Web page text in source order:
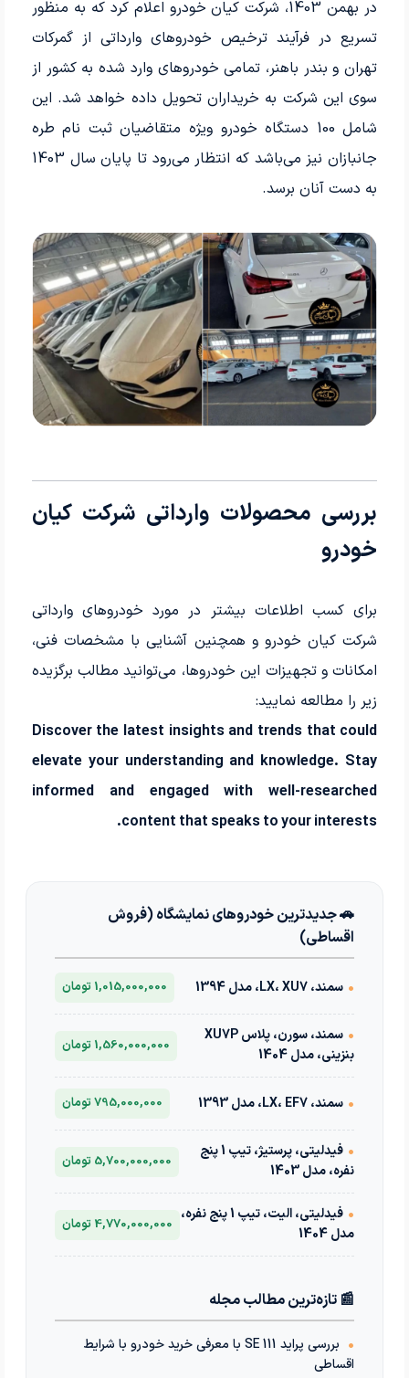
در بهمن 1403، شرکت کیان خودرو اعلام کرد که به منظور
تسریع در فرآیند ترخیص خودروهای وارداتی از گمرکات
تهران و بندر باهنر، تمامی خودروهای وارد شده به کشور از
سوی این شرکت به خریداران تحویل داده خواهد شد. این
شامل 100 دستگاه خودرو ویژه متقاضیان ثبت نام طره
جانبازان نیز می‌باشد که انتظار می‌رود تا پایان سال 1403
به دست آنان برسد.
بررسی محصولات وارداتی شرکت کیان
خودرو
برای کسب اطلاعات بیشتر در مورد خودروهای وارداتی
شرکت کیان خودرو و همچنین آشنایی با مشخصات فنی،
امکانات و تجهیزات این خودروها، می‌توانید مطالب برگزیده
زیر را مطالعه نمایید:
Discover the latest insights and trends that could
elevate your understanding and knowledge. Stay
informed and engaged with well-researched
content that speaks to your interests.
🚗 جدیدترین خودروهای نمایشگاه (فروش
اقساطی)
• سمند، LX، XU7، مدل 1394 1,015,000,000 تومان
•
سمند، سورن، پلاس XU7P
بنزینی، مدل 1404
1,560,000,000 تومان
• سمند، LX، EF7، مدل 1393 795,000,000 تومان
•
فیدلیتی، پرستیژ، تیپ 1 پنج
نفره، مدل 1403
5,700,000,000 تومان
•
فیدلیتی، الیت، تیپ 1 پنج نفره،
مدل 1404
4,770,000,000 تومان
📰 تازه‌ترین مطالب مجله
•
بررسی پراید 111 SE با معرفی خرید خودرو با شرایط
اقساطی